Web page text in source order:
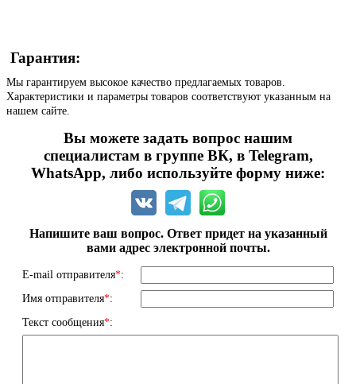
Гарантия:
Мы гарантируем высокое качество предлагаемых товаров.
Характеристики и параметры товаров соответствуют указанным на
нашем сайте.
Вы можете задать вопрос нашим
специалистам в группе ВК, в Telegram,
WhatsApp, либо используйте форму ниже:
Напишите ваш вопрос. Ответ придет на указанный
вами адрес электронной почты.
E-mail отправителя*:
Имя отправителя*:
Текст сообщения*: